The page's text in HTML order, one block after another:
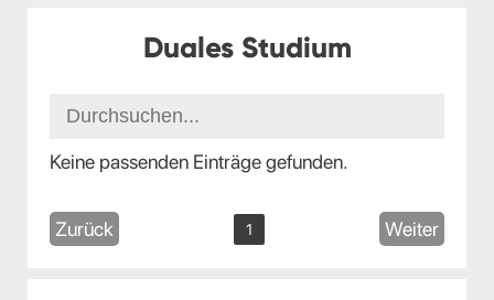
Duales Studium
Keine passenden Einträge gefunden.
Zurück 1 Weiter